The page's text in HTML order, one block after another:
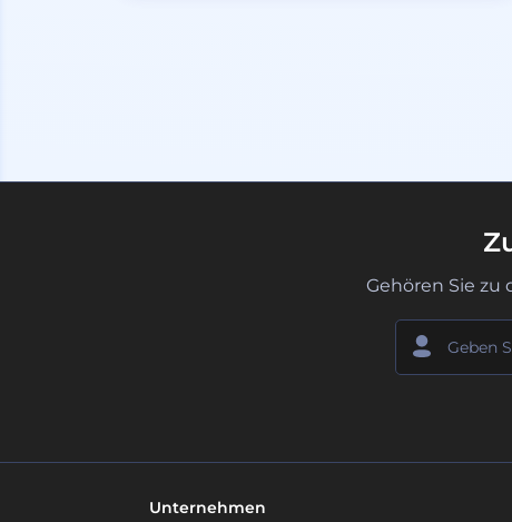
Gehören Sie
Unternehmen